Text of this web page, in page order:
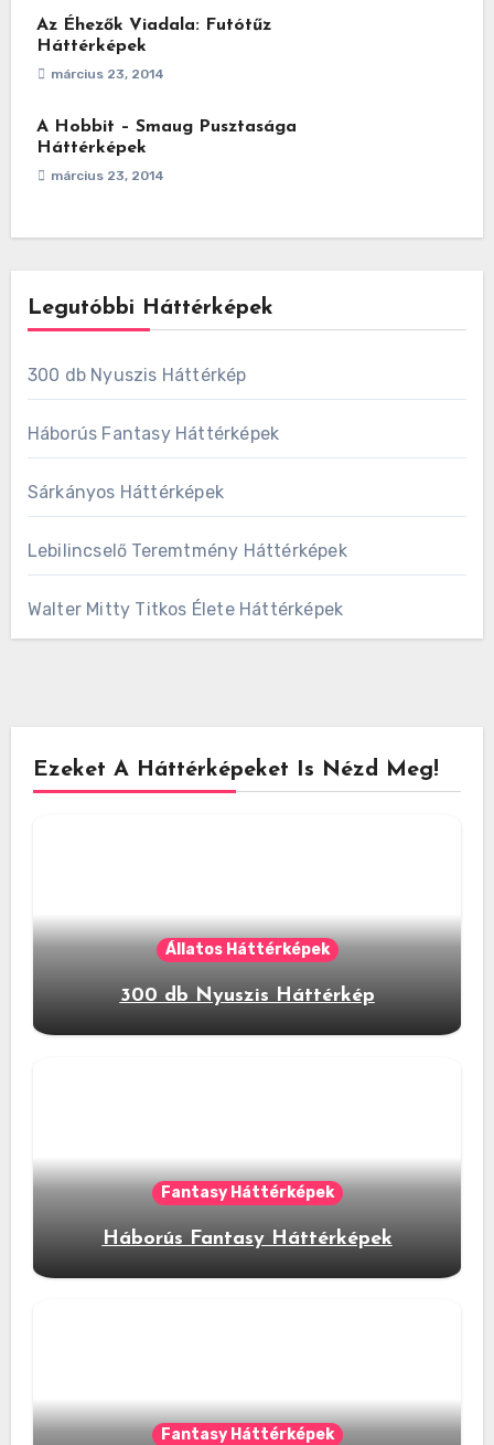
Az Éhezők Viadala: Futótűz
Háttérképek
március 23, 2014
A Hobbit – Smaug Pusztasága
Háttérképek
március 23, 2014
Legutóbbi Háttérképek
300 db Nyuszis Háttérkép
Háborús Fantasy Háttérképek
Sárkányos Háttérképek
Lebilincselő Teremtmény Háttérképek
Walter Mitty Titkos Élete Háttérképek
Ezeket A Háttérképeket Is Nézd Meg!
Állatos Háttérképek
300 db Nyuszis Háttérkép
Fantasy Háttérképek
Háborús Fantasy Háttérképek
Fantasy Háttérképek